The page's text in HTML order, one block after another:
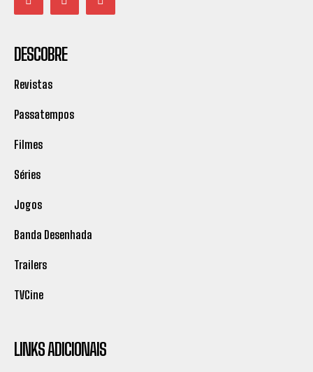
DESCOBRE
Revistas
Passatempos
Filmes
Séries
Jogos
Banda Desenhada
Trailers
TVCine
LINKS ADICIONAIS